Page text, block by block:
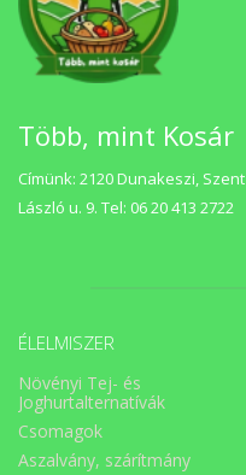
Több, mint Kosár
Címünk: 2120 Dunakeszi, Szent
László u. 9. Tel: 06 20 413 2722
ÉLELMISZER
Növényi Tej- és
Joghurtalternatívák
Csomagok
Aszalvány, szárítmány